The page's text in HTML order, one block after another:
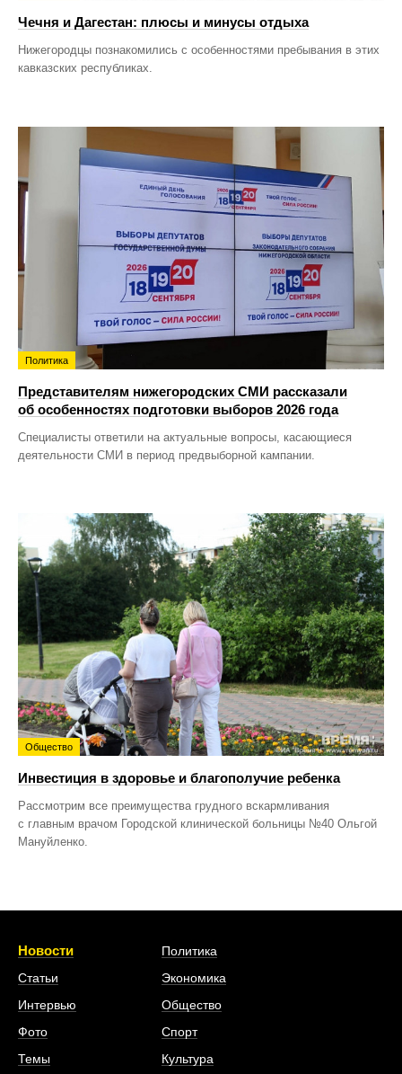
Чечня и Дагестан: плюсы и минусы отдыха
Нижегородцы познакомились с особенностями пребывания в этих
кавказских республиках.
Политика
Представителям нижегородских СМИ рассказали
об особенностях подготовки выборов 2026 года
Специалисты ответили на актуальные вопросы, касающиеся
деятельности СМИ в период предвыборной кампании.
Общество
Инвестиция в здоровье и благополучие ребенка
Рассмотрим все преимущества грудного вскармливания
с главным врачом Городской клинической больницы №40 Ольгой
Мануйленко.
Новости
Статьи
Интервью
Фото
Темы
Политика
Экономика
Общество
Спорт
Культура